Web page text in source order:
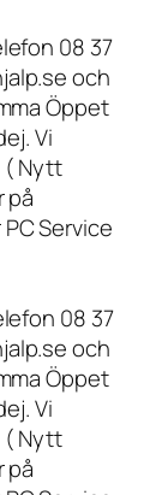
08 37
och
Öppet
Vi
( Nytt
på
Service
08 37
och
Öppet
Vi
( Nytt
på